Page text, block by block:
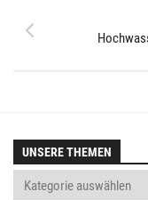
UNSERE THEMEN